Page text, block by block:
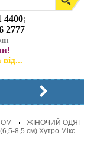
4400;
2777
ЖІНОЧИЙ ОДЯГ
8,5 см) Хутро Мікс